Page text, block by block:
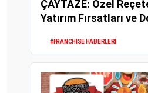
ÇAYTAZE: Özel
Yatırım Fırsatları ve
#FRANCHISE HABERLERI